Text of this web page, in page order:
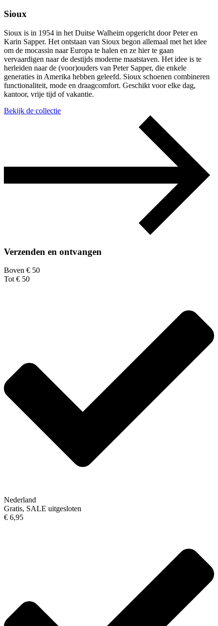
Sioux
Sioux is in 1954 in het Duitse Walheim opgericht door Peter en
Karin Sapper. Het ontstaan van Sioux begon allemaal met het idee
om de mocassin naar Europa te halen en ze hier te gaan
vervaardigen naar de destijds moderne maatstaven. Het idee is te
herleiden naar de (voor)ouders van Peter Sapper, die enkele
generaties in Amerika hebben geleefd. Sioux schoenen combineren
functionaliteit, mode en draagcomfort. Geschikt voor elke dag,
kantoor, vrije tijd of vakantie.
Bekijk de collectie
Verzenden en ontvangen
Boven € 50
Tot € 50
Nederland
Gratis, SALE uitgesloten
€ 6,95